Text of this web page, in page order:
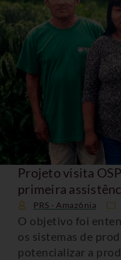
Projeto visita
primeira
PRS - Amazônia
O objetivo foi
os sistemas de
potencializar a